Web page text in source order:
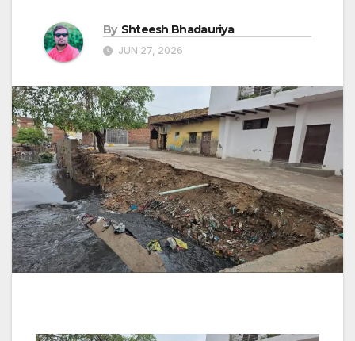
By Shteesh Bhadauriya
JUN 27, 2026